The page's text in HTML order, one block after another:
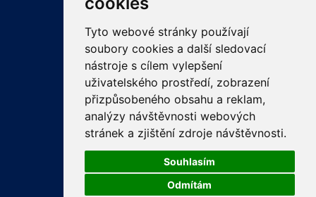
Tyto webové stránky používají
soubory cookies a další sledovací
nástroje s cílem vylepšení
uživatelského prostředí, zobrazení
přizpůsobeného obsahu a reklam,
analýzy návštěvnosti webových
stránek a zjištění zdroje návštěvnosti.
Souhlasím
Odmítám
ODKAZY
PRO LÉKAŘE
PRO VEŘEJNOST
VZDĚLÁVÁNÍ